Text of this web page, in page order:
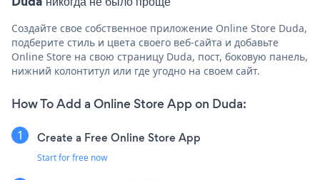
Создайте свое собственное приложение Online Store Duda,
подберите стиль и цвета своего веб-сайта и добавьте
Online Store на свою страницу Duda, пост, боковую панель,
нижний колонтитул или где угодно на своем сайт.
How To Add a Online Store App on Duda:
Create a Free Online Store App
Start for free now